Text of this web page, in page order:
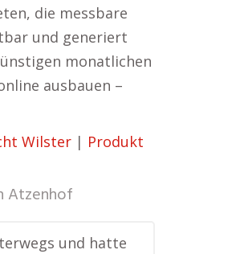
die messbare
und generiert
monatlichen
ausbauen –
Wilster | Produkt
Atzenhof
und hatte